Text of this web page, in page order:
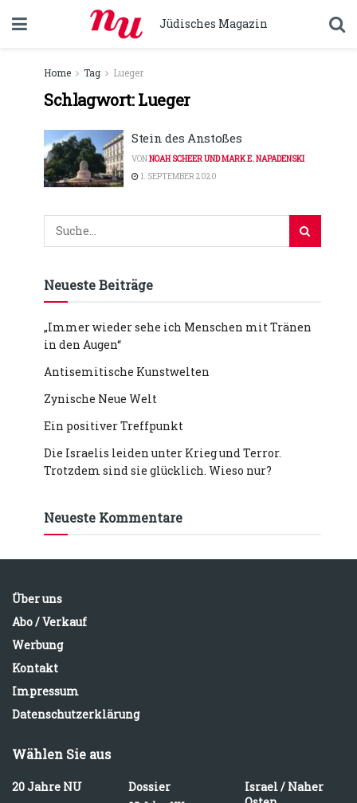
Jüdisches Magazin
Home Tag Lueger
Schlagwort:Lueger
Stein des Anstoßes
VONNOAH SCHEER UND MARK E. NAPADENSKI
1. SEPTEMBER 2020
Neueste Beiträge
„Immer wieder sehe ich Menschen mit Tränen
in den Augen“
Antisemitische Kunstwelten
Zynische Neue Welt
Ein positiver Treffpunkt
Die Israelis leiden unter Krieg und Terror.
Trotzdem sind sie glücklich. Wieso nur?
Neueste Kommentare
Über uns
Abo / Verkauf
Werbung
Kontakt
Impressum
Datenschutzerklärung
Wählen Sie aus
20 Jahre NU
Dossier
Israel / Naher